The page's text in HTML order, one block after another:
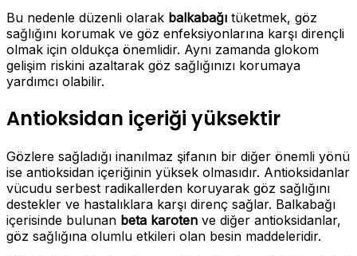
Bu nedenle düzenli olarak balkabağı tüketmek, göz
sağlığını korumak ve göz enfeksiyonlarına karşı dirençli
olmak için oldukça önemlidir. Aynı zamanda glokom
gelişim riskini azaltarak göz sağlığınızı korumaya
yardımcı olabilir.
Antioksidan içeriği yüksektir
Gözlere sağladığı inanılmaz şifanın bir diğer önemli yönü
ise antioksidan içeriğinin yüksek olmasıdır. Antioksidanlar
vücudu serbest radikallerden koruyarak göz sağlığını
destekler ve hastalıklara karşı direnç sağlar. Balkabağı
içerisinde bulunan beta karoten ve diğer antioksidanlar,
göz sağlığına olumlu etkileri olan besin maddeleridir.